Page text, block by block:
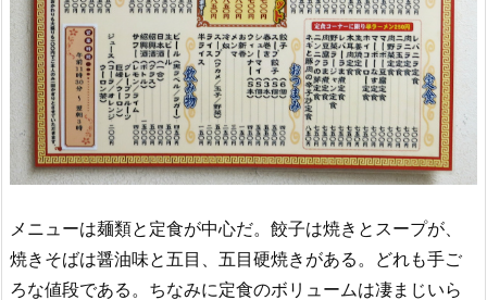
メニューは麺類と定食が中心だ。餃子は焼きとスープが、
焼きそばは醤油味と五目、五目硬焼きがある。どれも手ご
ろな値段である。ちなみに定食のボリュームは凄まじいら